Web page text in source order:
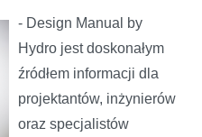
- Design Manual by
Hydro jest doskonałym
źródłem informacji dla
projektantów, inżynierów
oraz specjalistów